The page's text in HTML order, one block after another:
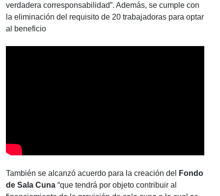
verdadera corresponsabilidad”. Además, se cumple con
la eliminación del requisito de 20 trabajadoras para optar
al beneficio
También se alcanzó acuerdo para la creación del
Fondo
de Sala Cuna “que tendrá por objeto contribuir al